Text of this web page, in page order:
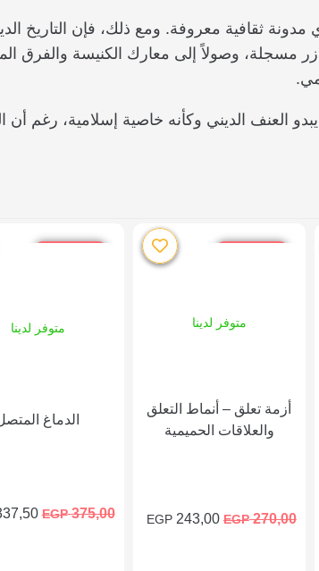
ثقافية معروفة. ومع ذلك، فإن التاريخ
مسجلة، وصولاً إلى معارك الكنيسة والفرق
العنف الديني وكأنه خاصية إسلامية، رغم
متوفر لدينا
أزمة تعلق – أنماط التعلق
والعلاقات الحميمية
270,00
EGP
243,00
EGP
متوفر لدينا
الدماغ
375,00
EGP